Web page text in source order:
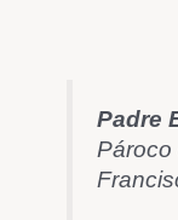
Padre
Pároco